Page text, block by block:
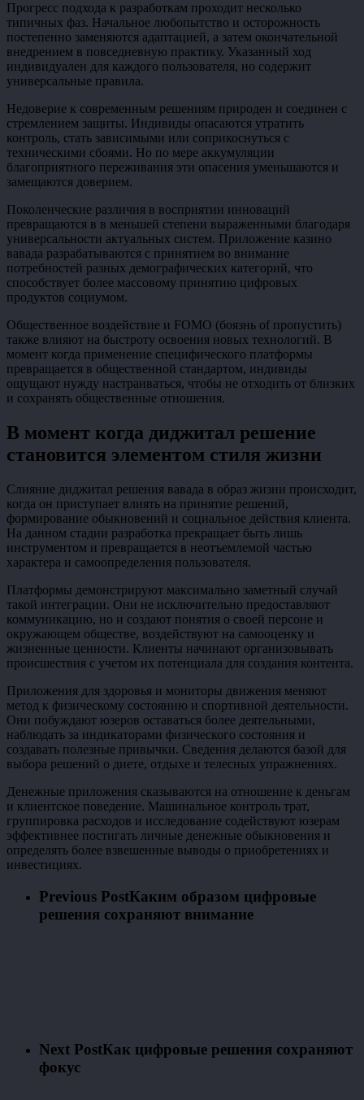
Прогресс подхода к разработкам проходит несколько
типичных фаз. Начальное любопытство и осторожность
постепенно заменяются адаптацией, а затем окончательной
внедрением в повседневную практику. Указанный ход
индивидуален для каждого пользователя, но содержит
универсальные правила.
Недоверие к современным решениям природен и соединен с
стремлением защиты. Индивиды опасаются утратить
контроль, стать зависимыми или соприкоснуться с
техническими сбоями. Но по мере аккумуляции
благоприятного переживания эти опасения уменьшаются и
замещаются доверием.
Поколенческие различия в восприятии инноваций
превращаются в в меньшей степени выраженными благодаря
универсальности актуальных систем. Приложение казино
вавада разрабатываются с принятием во внимание
потребностей разных демографических категорий, что
способствует более массовому принятию цифровых
продуктов социумом.
Общественное воздействие и FOMO (боязнь of пропустить)
также влияют на быстроту освоения новых технологий. В
момент когда применение специфического платформы
превращается в общественной стандартом, индивиды
ощущают нужду настраиваться, чтобы не отходить от близких
и сохранять общественные отношения.
В момент когда диджитал решение
становится элементом стиля жизни
Слияние диджитал решения вавада в образ жизни происходит,
когда он приступает влиять на принятие решений,
формирование обыкновений и социальное действия клиента.
На данном стадии разработка прекращает быть лишь
инструментом и превращается в неотъемлемой частью
характера и самоопределения пользователя.
Платформы демонстрируют максимально заметный случай
такой интеграции. Они не исключительно предоставляют
коммуникацию, но и создают понятия о своей персоне и
окружающем обществе, воздействуют на самооценку и
жизненные ценности. Клиенты начинают организовывать
происшествия с учетом их потенциала для создания контента.
Приложения для здоровья и мониторы движения меняют
метод к физическому состоянию и спортивной деятельности.
Они побуждают юзеров оставаться более деятельными,
наблюдать за индикаторами физического состояния и
создавать полезные привычки. Сведения делаются базой для
выбора решений о диете, отдыхе и телесных упражнениях.
Денежные приложения сказываются на отношение к деньгам
и клиентское поведение. Машинальное контроль трат,
группировка расходов и исследование содействуют юзерам
эффективнее постигать личные денежные обыкновения и
определять более взвешенные выводы о приобретениях и
инвестициях.
Previous PostКаким образом цифровые
решения сохраняют внимание
Next PostКак цифровые решения сохраняют
фокус